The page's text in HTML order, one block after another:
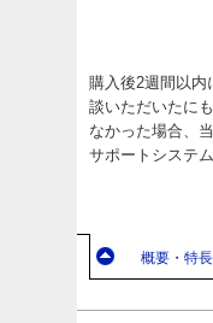
購入後2週間以内
談いただいたに
なかった場合、
サポートシステム
概要・特長